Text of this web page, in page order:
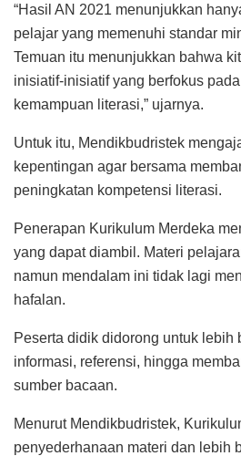
“Hasil AN 2021 menunjukkan
pelajar yang memenuhi standar
Temuan itu menunjukkan bahwa
inisiatif-inisiatif yang berfokus
kemampuan literasi,” ujarnya.
Untuk itu, Mendikbudristek
kepentingan agar bersama
peningkatan kompetensi literasi.
Penerapan Kurikulum Merdeka
yang dapat diambil. Materi
namun mendalam ini tidak lagi
hafalan.
Peserta didik didorong untuk lebih
informasi, referensi, hingga
sumber bacaan.
Menurut Mendikbudristek,
penyederhanaan materi dan lebih